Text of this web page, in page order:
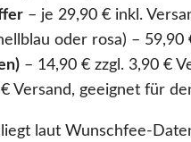
– je 29,90 € inkl.
oder rosa) – 59,90
– 14,90 € zzgl. 3,90 €
Versand, geeignet für
laut Wunschfee-